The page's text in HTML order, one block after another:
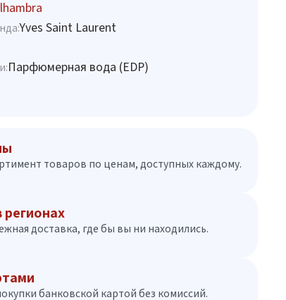
Yves Saint Laurent
Парфюмерная вода (EDP)
товаров по ценам, доступных каждому.
регионах
доставка, где бы вы ни находились.
банковской картой без комиссий.